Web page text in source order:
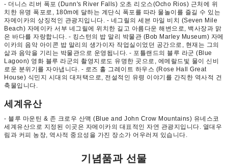
- 더니스 리버 폭포 (Dunn's River Falls) 오초 리오스(Ocho Rios) 근처에 위
치한 유명 폭포로, 180m에 달하는 계단식 폭포를 따라 물놀이를 즐길 수 있는
자메이카의 상징적인 관광지입니다. - 네그릴의 세븐 마일 비치 (Seven Mile
Beach) 자메이카 서부 네그릴에 위치한 길고 아름다운 해변으로, 백사장과 맑
은 바다를 자랑합니다. - 킹스턴의 밥 말리 박물관 (Bob Marley Museum) 자메
이카의 음악 아이콘 밥 말리의 생가이자 작업실이었던 공간으로, 현재는 그의
삶과 음악을 기리는 박물관으로 운영됩니다. - 포틀랜드의 블루 라군 (Blue
Lagoon) 영화 블루 라군의 촬영지로도 유명한 곳으로, 에메랄드빛 물이 신비
로운 분위기를 자아냅니다. - 로즈 홀 그레이트 하우스 (Rose Hall Great
House) 식민지 시대의 대저택으로, 전설적인 유령 이야기를 간직한 역사적 건
축물입니다.
세계유산
- 블루 마운틴 & 존 크로우 산맥 (Blue and John Crow Mountains) 유네스코
세계유산으로 지정된 이곳은 자메이카의 대표적인 자연 관광지입니다. 열대우
림과 커피 농장, 역사적 중요성을 가진 장소가 어우러져 있습니다.
기념품과 선물